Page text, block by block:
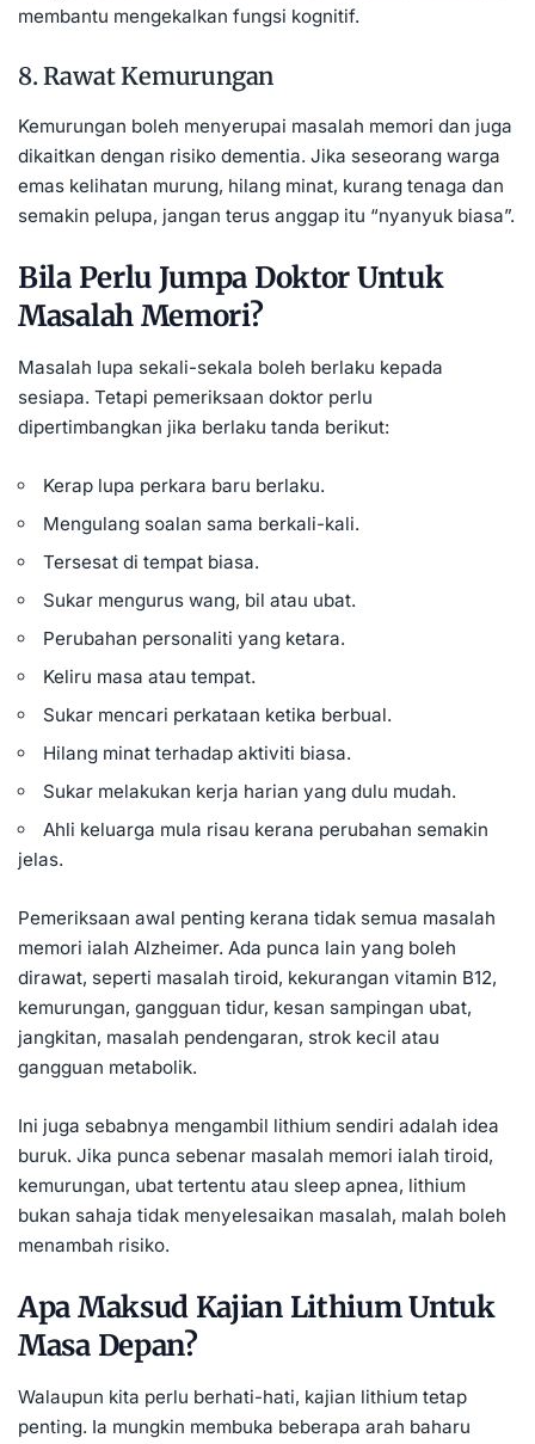
membantu mengekalkan fungsi kognitif.
8. Rawat Kemurungan
Kemurungan boleh menyerupai masalah memori dan juga
dikaitkan dengan risiko dementia. Jika seseorang warga
emas kelihatan murung, hilang minat, kurang tenaga dan
semakin pelupa, jangan terus anggap itu “nyanyuk biasa”.
Bila Perlu Jumpa Doktor Untuk
Masalah Memori?
Masalah lupa sekali-sekala boleh berlaku kepada
sesiapa. Tetapi pemeriksaan doktor perlu
dipertimbangkan jika berlaku tanda berikut:
Kerap lupa perkara baru berlaku.
Mengulang soalan sama berkali-kali.
Tersesat di tempat biasa.
Sukar mengurus wang, bil atau ubat.
Perubahan personaliti yang ketara.
Keliru masa atau tempat.
Sukar mencari perkataan ketika berbual.
Hilang minat terhadap aktiviti biasa.
Sukar melakukan kerja harian yang dulu mudah.
Ahli keluarga mula risau kerana perubahan semakin
jelas.
Pemeriksaan awal penting kerana tidak semua masalah
memori ialah Alzheimer. Ada punca lain yang boleh
dirawat, seperti masalah tiroid, kekurangan vitamin B12,
kemurungan, gangguan tidur, kesan sampingan ubat,
jangkitan, masalah pendengaran, strok kecil atau
gangguan metabolik.
Ini juga sebabnya mengambil lithium sendiri adalah idea
buruk. Jika punca sebenar masalah memori ialah tiroid,
kemurungan, ubat tertentu atau sleep apnea, lithium
bukan sahaja tidak menyelesaikan masalah, malah boleh
menambah risiko.
Apa Maksud Kajian Lithium Untuk
Masa Depan?
Walaupun kita perlu berhati-hati, kajian lithium tetap
penting. Ia mungkin membuka beberapa arah baharu